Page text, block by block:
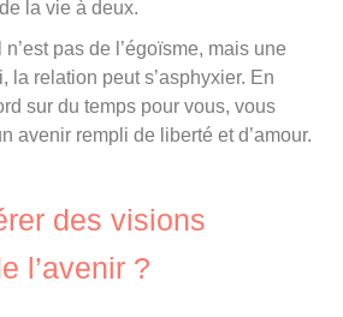
la vie à deux.
n’est pas de l’égoïsme, mais une
la relation peut s’asphyxier. En
sur du temps pour vous, vous
avenir rempli de liberté et d’amour.
des visions
l’avenir ?